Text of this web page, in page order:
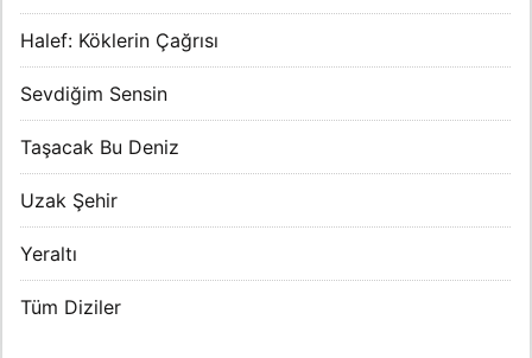
Halef: Köklerin Çağrısı
Sevdiğim Sensin
Taşacak Bu Deniz
Uzak Şehir
Yeraltı
Tüm Diziler